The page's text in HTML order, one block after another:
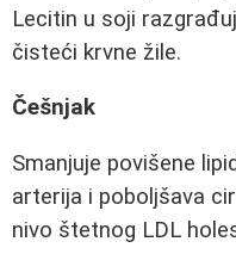
Lecitin u soji
čisteći krvne žile.
Češnjak
Smanjuje povišene
arterija i poboljšava
nivo štetnog LDL